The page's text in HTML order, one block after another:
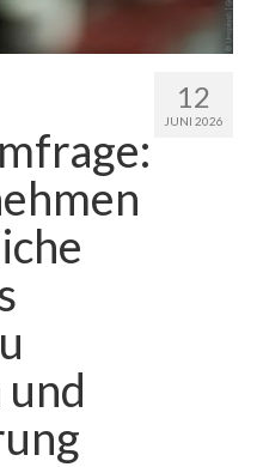
12
JUNI 2026